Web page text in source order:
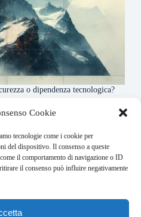
Cookie
tecnologie come i cookie per
del dispositivo. Il consenso a queste
il comportamento di navigazione o ID
il consenso può influire negativamente
o dipendenza tecnologica?
trova per te le principali
alpinismo da tutto il mondo.
- 37138 - VERONA (VR)